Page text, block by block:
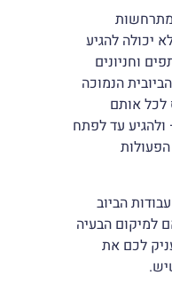
יכולה להגיע
וחניונים
הנמוכה
לכל אותם
עד לפתח
הביוב
למיקום הבעיה
לכם את